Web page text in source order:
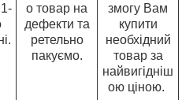
о товар на
дефекти та
ретельно
пакуємо.
змогу Вам
купити
необхідний
товар за
найвигідніш
ою ціною.